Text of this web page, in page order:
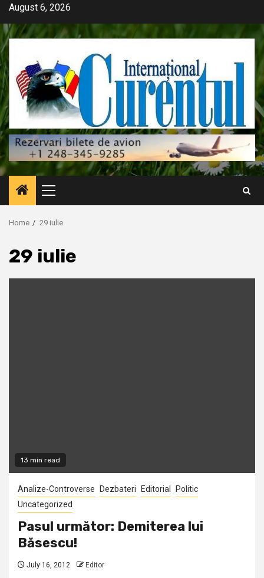
Skip
content
August 6, 2026
Primary
Menu
Home 29 iulie
29 iulie
13 min read
Analize-Controverse Dezbateri Editorial
Politic
Uncategorized
Pasul următor: Demiterea lui
Băsescu!
July 16, 2012 Editor